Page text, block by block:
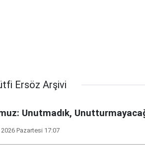
Ersöz Arşivi
Unutmadık,
Pazartesi 17:07